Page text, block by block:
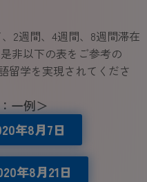
2週間、4週間、8週間滞在
非以下の表をご参考の
留学を実現されてくださ
一例＞
年8月7日
年8月21日